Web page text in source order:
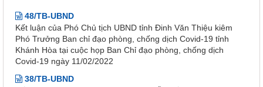
Kết luận của Phó Chủ tịch UBND tỉnh Đinh Văn Thiệu kiêm
Phó Trưởng Ban chỉ đạo phòng, chống dịch Covid-19 tỉnh
Khánh Hòa tại cuộc họp Ban Chỉ đạo phòng, chống dịch
Covid-19 ngày 11/02/2022
38/TB-UBND
Kết luận của Chủ tịch UBND tỉnh Nguyễn Tấn Tuân kiêm